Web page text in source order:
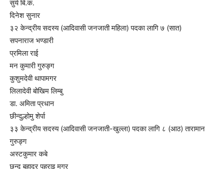
सुर्य बि.क.
दिनेश सुनार
३२ केन्द्रीय सदस्य (आदिवासी जनजाती महिला) पदका लागि ७ (सात)
सपनाराज भण्डारी
प्रमिला राई
मन कुमारी गुरुङ्ग
कुशुमदेवी थापामगर
लिलादेवी बोखिम लिम्बु
डा. अमिता प्रधान
छीन्दुल्होमु शेर्पा
३३ केन्द्रीय सदस्य (आदिवासी जनजाती-खुल्ला) पदका लागि ८ (आठ) तारामान
गुरुङ्ग
अस्टकुमार कबे
छन्द बहादुर पहराइ मगर